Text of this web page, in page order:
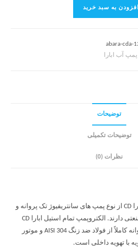
افزودن به سبد خرید
abara-cda-
پمپ آب ابارا
توضیحات
توضیحات تکمیلی
نظرات (0)
الکتروپمپ تمام استیل ابارا CD از نوع پمپ های سانتریفیوژ تک پروانه و
دوقلو اند که کاربردهای صنعتی دارند. الکتروپمپ تمام استیل ابارا CD
پمپ گریز از مرکز تک پروانه کاملاً از فولاد ضد زنگ AISI 304 و موتور